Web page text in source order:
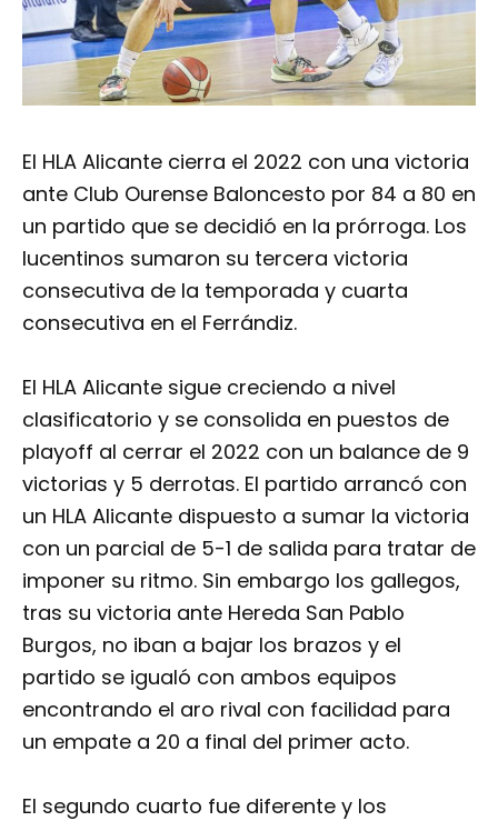
El HLA Alicante cierra el 2022 con una victoria
ante Club Ourense Baloncesto por 84 a 80 en
un partido que se decidió en la prórroga. Los
lucentinos sumaron su tercera victoria
consecutiva de la temporada y cuarta
consecutiva en el Ferrándiz.
El HLA Alicante sigue creciendo a nivel
clasificatorio y se consolida en puestos de
playoff al cerrar el 2022 con un balance de 9
victorias y 5 derrotas. El partido arrancó con
un HLA Alicante dispuesto a sumar la victoria
con un parcial de 5-1 de salida para tratar de
imponer su ritmo. Sin embargo los gallegos,
tras su victoria ante Hereda San Pablo
Burgos, no iban a bajar los brazos y el
partido se igualó con ambos equipos
encontrando el aro rival con facilidad para
un empate a 20 a final del primer acto.
El segundo cuarto fue diferente y los